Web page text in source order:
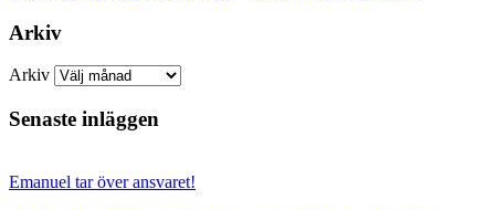
Arkiv
Arkiv
Senaste inläggen
Emanuel tar över ansvaret!